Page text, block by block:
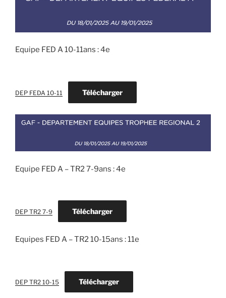
Equipe FED A 10-11ans : 4e
DEP FEDA 10-11 Télécharger
Equipe FED A – TR2 7-9ans : 4e
DEP TR2 7-9 Télécharger
Equipes FED A – TR2 10-15ans : 11e
DEP TR2 10-15 Télécharger